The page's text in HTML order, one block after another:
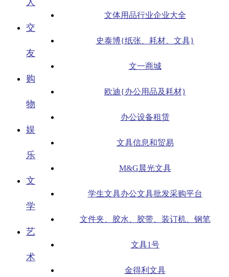
人
交
友
购
物
娱
乐
文
学
艺
术
文体用品行业企业大全
史泰博{纸张、耗材、文具}
文一商城
欧迪{办公用品及耗材}
办公设备租赁
文具信息和贸易
M&G晨光文具
学生文具办公文具批发采购平台
文件夹、胶水、胶带、装订机、钢笔
文具1号
金得利文具